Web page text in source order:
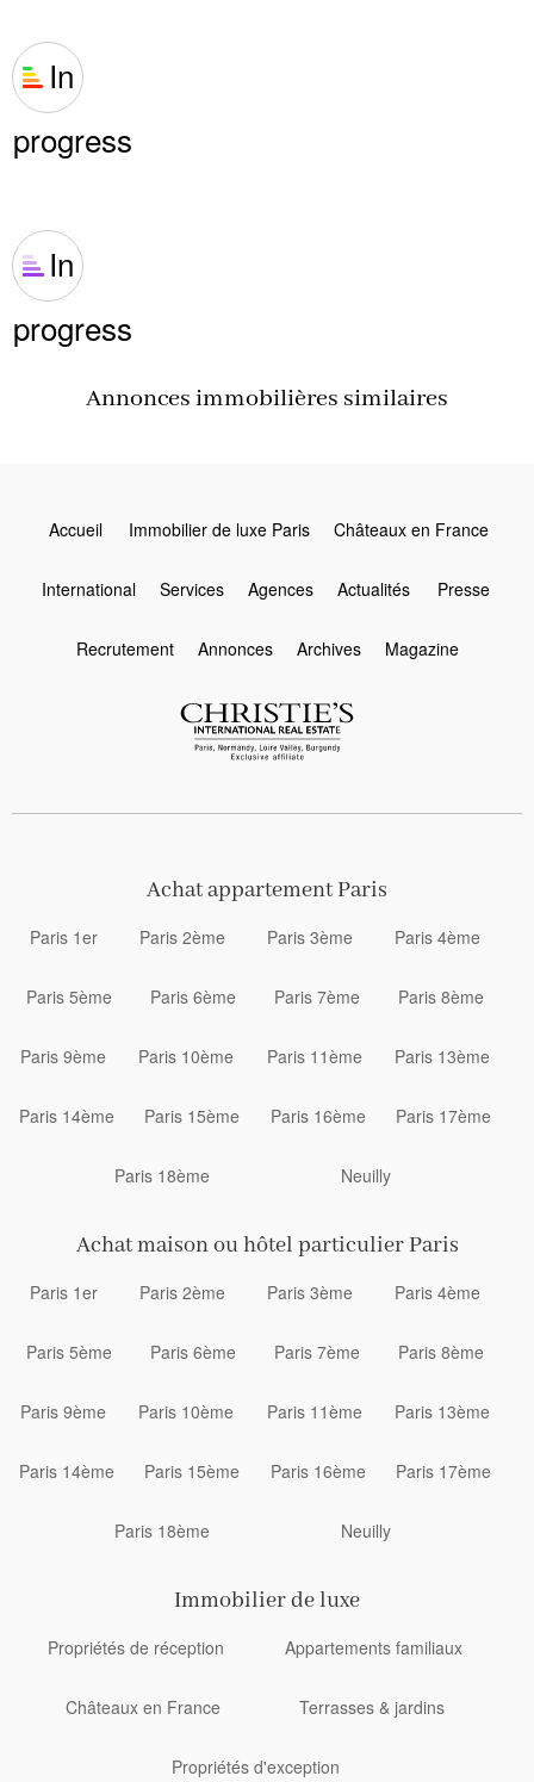
In
progress
In
progress
Annonces immobilières similaires
Accueil Immobilier de luxe Paris Châteaux en France
International Services Agences Actualités Presse
Recrutement Annonces Archives Magazine
Achat appartement Paris
Paris 1er Paris 2ème Paris 3ème Paris 4ème
Paris 5ème Paris 6ème Paris 7ème Paris 8ème
Paris 9ème Paris 10ème Paris 11ème Paris 13ème
Paris 14ème Paris 15ème Paris 16ème Paris 17ème
Paris 18ème Neuilly
Achat maison ou hôtel particulier Paris
Paris 1er Paris 2ème Paris 3ème Paris 4ème
Paris 5ème Paris 6ème Paris 7ème Paris 8ème
Paris 9ème Paris 10ème Paris 11ème Paris 13ème
Paris 14ème Paris 15ème Paris 16ème Paris 17ème
Paris 18ème Neuilly
Immobilier de luxe
Propriétés de réception Appartements familiaux
Châteaux en France Terrasses & jardins
Propriétés d'exception